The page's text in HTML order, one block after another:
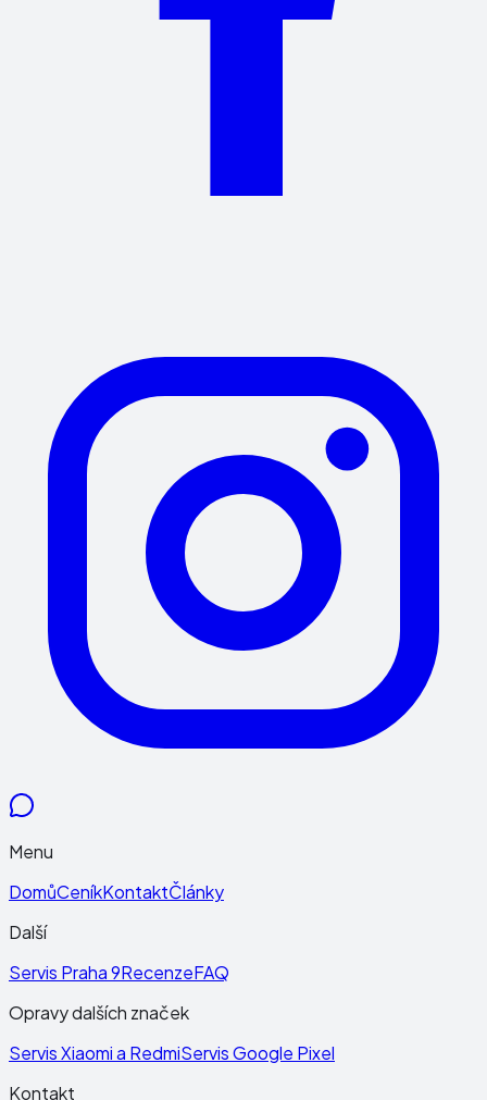
Menu
DomůCeníkKontaktČlánky
Další
Servis Praha 9RecenzeFAQ
Opravy dalších značek
Servis Xiaomi a RedmiServis Google Pixel
Kontakt